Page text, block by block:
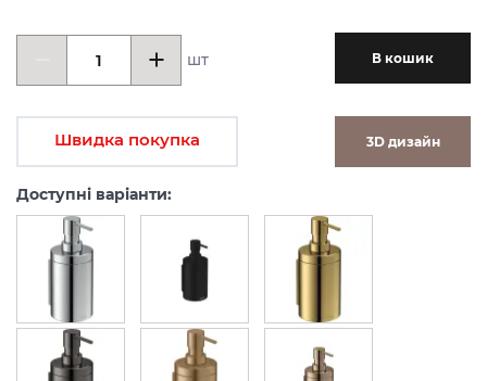
шт В кошик
Швидка покупка 3D дизайн
Доступні варіанти: